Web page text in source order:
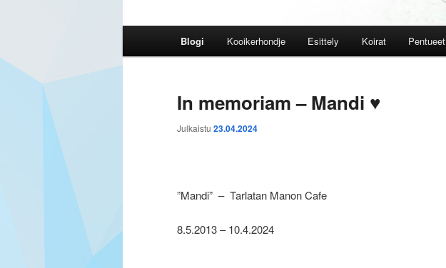
Blogi Kooikerhondje Esittely Koirat Pentueet
In memoriam – Mandi ♥
Julkaistu 23.04.2024
”Mandi” – Tarlatan Manon Cafe
8.5.2013 – 10.4.2024